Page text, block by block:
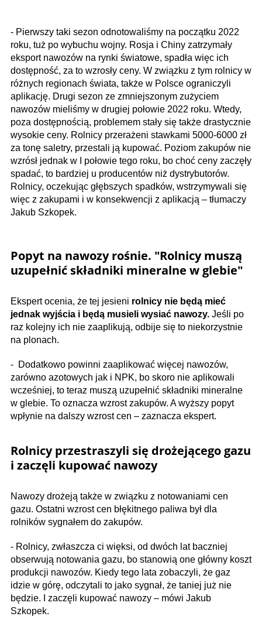
- Pierwszy taki sezon odnotowaliśmy na początku 2022
roku, tuż po wybuchu wojny. Rosja i Chiny zatrzymały
eksport nawozów na rynki światowe, spadła więc ich
dostępność, za to wzrosły ceny. W związku z tym rolnicy w
różnych regionach świata, także w Polsce ograniczyli
aplikację. Drugi sezon ze zmniejszonym zużyciem
nawozów mieliśmy w drugiej połowie 2022 roku. Wtedy,
poza dostępnością, problemem stały się także drastycznie
wysokie ceny. Rolnicy przerażeni stawkami 5000-6000 zł
za tonę saletry, przestali ją kupować. Poziom zakupów nie
wzrósł jednak w I połowie tego roku, bo choć ceny zaczęły
spadać, to bardziej u producentów niż dystrybutorów.
Rolnicy, oczekując głębszych spadków, wstrzymywali się
więc z zakupami i w konsekwencji z aplikacją – tłumaczy
Jakub Szkopek.
Popyt na nawozy rośnie. "Rolnicy muszą
uzupełnić składniki mineralne w glebie"
Ekspert ocenia, że tej jesieni rolnicy nie będą mieć
jednak wyjścia i będą musieli wysiać nawozy. Jeśli po
raz kolejny ich nie zaaplikują, odbije się to niekorzystnie
na plonach.
- Dodatkowo powinni zaaplikować więcej nawozów,
zarówno azotowych jak i NPK, bo skoro nie aplikowali
wcześniej, to teraz muszą uzupełnić składniki mineralne
w glebie. To oznacza wzrost zakupów. A wyższy popyt
wpłynie na dalszy wzrost cen – zaznacza ekspert.
Rolnicy przestraszyli się drożejącego gazu
i zaczęli kupować nawozy
Nawozy drożeją także w związku z notowaniami cen
gazu. Ostatni wzrost cen błękitnego paliwa był dla
rolników sygnałem do zakupów.
- Rolnicy, zwłaszcza ci więksi, od dwóch lat baczniej
obserwują notowania gazu, bo stanowią one główny koszt
produkcji nawozów. Kiedy tego lata zobaczyli, że gaz
idzie w górę, odczytali to jako sygnał, że taniej już nie
będzie. I zaczęli kupować nawozy – mówi Jakub
Szkopek.